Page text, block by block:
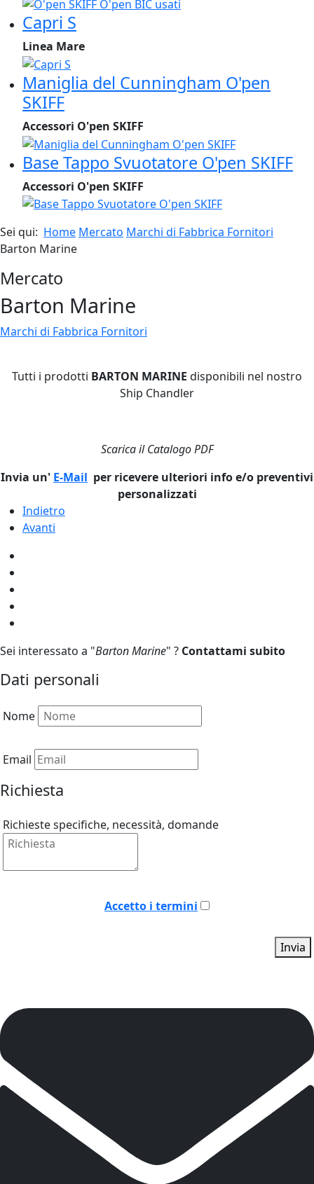
Capri S
Linea Mare
Maniglia del Cunningham O'pen
SKIFF
Accessori O'pen SKIFF
Base Tappo Svuotatore O'pen SKIFF
Accessori O'pen SKIFF
Sei qui: Home Mercato Marchi di Fabbrica Fornitori
Barton Marine
Mercato
Barton Marine
Marchi di Fabbrica Fornitori
Tutti i prodotti BARTON MARINE disponibili nel nostro
Ship Chandler
Scarica il Catalogo PDF
Invia un' E-Mail per ricevere ulteriori info e/o preventivi
personalizzati
Indietro
Avanti
Sei interessato a "Barton Marine" ? Contattami subito
Dati personali
Nome
Email
Richiesta
Richieste specifiche, necessità, domande
Accetto i termini
Invia